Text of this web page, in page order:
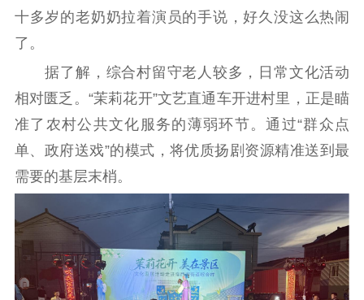
电影创作 电影市场
文化人才
紫金人才 职称评审
数据资源
公共服务
新时代公民素养
提升资源库
新闻出版
政务服务
作品著作权
登记服务
十多岁的老奶奶拉着演员的手说，好久没这么热闹
了。
据了解，综合村留守老人较多，日常文化活动
相对匮乏。“茉莉花开”文艺直通车开进村里，正是瞄
准了农村公共文化服务的薄弱环节。通过“群众点
单、政府送戏”的模式，将优质扬剧资源精准送到最
需要的基层末梢。